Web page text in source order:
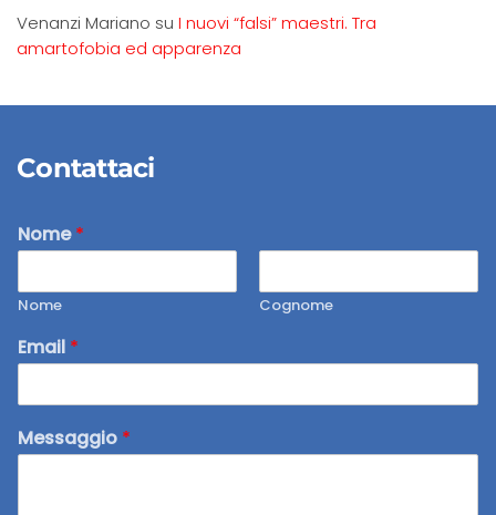
Venanzi Mariano su I nuovi “falsi” maestri. Tra
amartofobia ed apparenza
Contattaci
Nome*
Nome Cognome
Email *
Messaggio *